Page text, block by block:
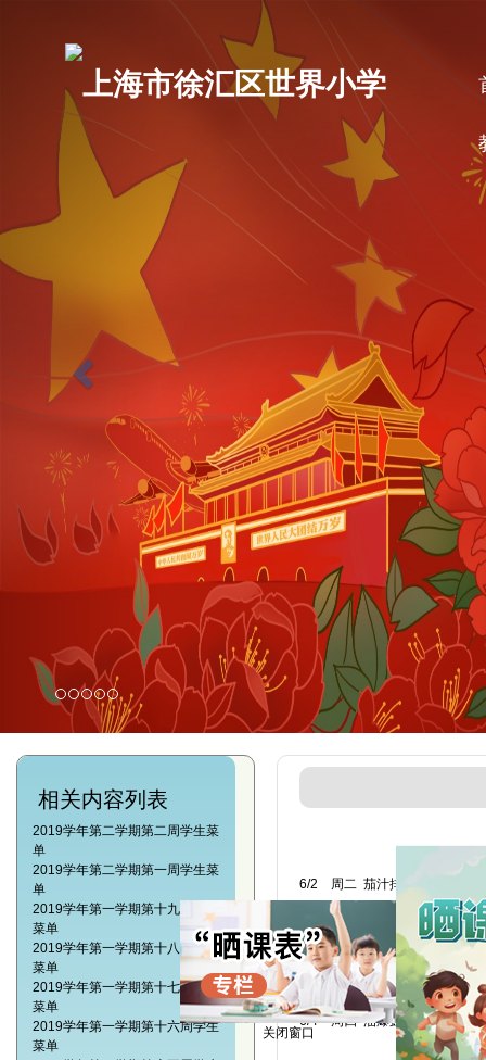
上海市徐汇区世界小学
r
v
相关内容列表
2019学年第二学期第二周学生菜
单
2019学年第二学期第一周学生菜
单
2019学年第一学期第十九周学生
菜单
2019学年第一学期第十八周学生
菜单
2019学年第一学期第十七周学生
菜单
2019学年第一学期第十六周学生
菜单
6/2 周二 茄汁排条，西葫芦炒
6/3 周三 咖喱鸡腿，肉米粉丝
6/4 周四 油爆虾，肉米豆腐，
关闭窗口